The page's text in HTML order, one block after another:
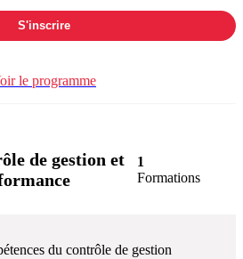
S'inscrire
le programme
de gestion et
1
Formations
du contrôle de gestion